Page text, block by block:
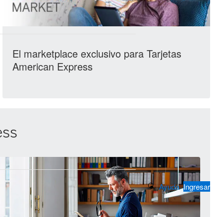
Search Button
Ayuda Ingresar
El marketplace exclusivo para Tarjetas
American Express